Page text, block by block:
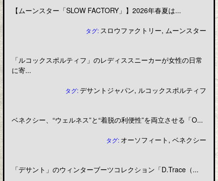
【ムーンスター「SLOW FACTORY」】2026年春夏は...
タグ: スロウファクトリー, ムーンスター
「ルコックスポルティフ」のレディススニーカーが女性の日常
に寄...
タグ:デサントジャパン, ルコックスポルティフ
ベネクシー、“ウェルネス”と“着脱の利便性”を両立させる「O...
タグ: オーソフィート ,ベネクシー
「デサント」のウィンターブーツコレクション「D.Trace（...